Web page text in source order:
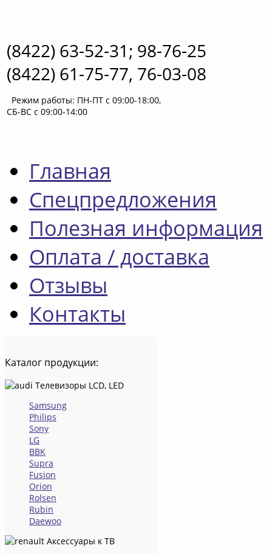
(8422) 63-52-31; 98-76-25
(8422) 61-75-77, 76-03-08
Режим работы: ПН-ПТ с 09:00-18:00,
СБ-ВС с 09:00-14:00
Главная
Спецпредложения
Полезная информация
Оплата / доставка
Отзывы
Контакты
Каталог продукции:
Телевизоры LCD, LED
Samsung
Philips
Sony
LG
BBK
Supra
Fusion
Orion
Rolsen
Rubin
Daewoo
Аксессуары к ТВ